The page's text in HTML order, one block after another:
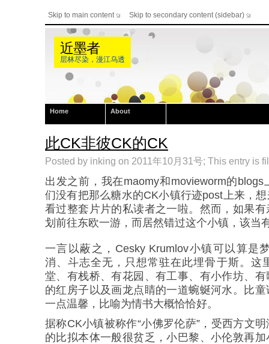
Skip to main content Skip to secondary content (sidebar)
近墨者
层林尽染，漫江乌透
Home About
此CK非彼CK的CK
Posted by inking on 2011年10月31号; This entry is
出发之前，我在maomy和movieworm的
们没有把那么糖水的CK小镇行迹post上来，
看过整套片片的私读者之一啦。然而，如果
划前往东欧一游，而居然错过这个小镇，该当
一言以蔽之，Cesky Krumlov小镇可以算是
消、斗志全无，只想常驻在此埋骨于斯。这
堂、有栈桥、有花园、有工事、有小作坊、
的红房子以及画龙点睛的一道蜿蜒河水。比
一点温馨，比喻为情书大概恰恰好。
据称CK小镇被称作“小佛罗伦萨”，受西方文
的比拟本体一般很贫乏，小巴黎、小伦敦再